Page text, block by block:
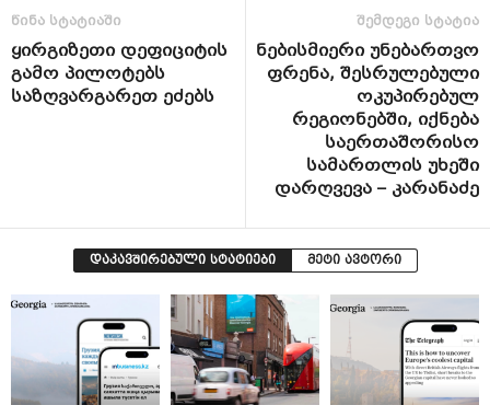
წინა სტატიაში
ყირგიზეთი დეფიციტის
გამო პილოტებს
საზღვარგარეთ ეძებს
შემდეგი სტატია
ნებისმიერი უნებართვო
ფრენა, შესრულებული
ოკუპირებულ
რეგიონებში, იქნება
საერთაშორისო
სამართლის უხეში
დარღვევა – კარანაძე
დაკავშირებული სტატიები მეტი ავტორი